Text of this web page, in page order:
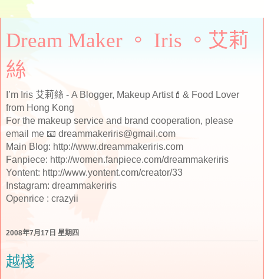
Dream Maker 。 Iris 。艾莉
絲
I’m Iris 艾莉絲 - A Blogger, Makeup Artist💄& Food Lover
from Hong Kong
For the makeup service and brand cooperation, please
email me 📧 dreammakeriris@gmail.com
Main Blog: http://www.dreammakeriris.com
Fanpiece: http://women.fanpiece.com/dreammakeriris
Yontent: http://www.yontent.com/creator/33
Instagram: dreammakeriris
Openrice : crazyii
2008年7月17日 星期四
越棧